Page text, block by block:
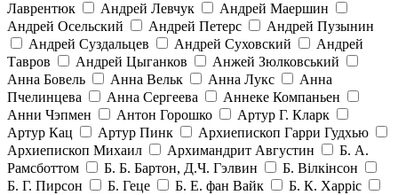
Лаврентюк
Андрей Левчук
Андрей Маершин
Андрей Осельский
Андрей Петерс
Андрей Пузынин
Андрей Суздальцев
Андрей Суховский
Андрей
Тавров
Андрей Цыганков
Анжей Зюлковський
Анна Бовель
Анна Вельк Анна Лукс
Анна
Пчелинцева
Анна Сергеева
Аннеке Компаньен
Анни Чэпмен
Антон Горошко
Артур Г. Кларк
Артур Кац
Артур Пинк
Архиепископ Гарри Гудхью
Архиепископ Михаил
Архимандрит Августин
Б. А.
Рамсботтом
Б. Б. Бартон, Д.Ч. Гэлвин
Б. Вілкінсон
Б. Г. Пирсон
Б. Геце Б. Е. фан Вайк
Б. К. Харріс